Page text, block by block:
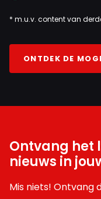
* m.u.v. content van
ONTDEK DE
Ontvang het
nieuws in
Mis niets! Ontvang